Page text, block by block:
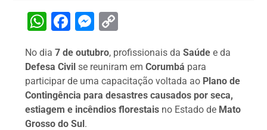
W
at
s
A
p
F
c
e
b
o
M
s
s
e
n
p
y
Li
n
No dia7 de outubro, profissionais daSaúde e da
Defesa Civil se reuniram emCorumbá para
participar de uma capacitação voltada ao Plano de
Contingência para desastres causados por seca,
estiagem e incêndios florestais no Estado de Mato
Grosso do Sul.